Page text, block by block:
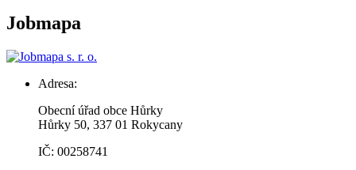
Jobmapa
Adresa:
Obecní úřad obce Hůrky
Hůrky 50, 337 01 Rokycany
IČ: 00258741